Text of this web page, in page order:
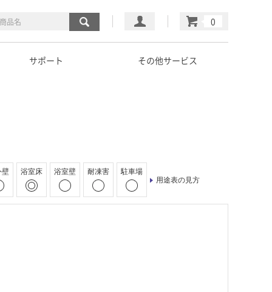
マイページ
カート
サポート その他サービス
壁 浴室床 浴室壁 耐凍害
駐車場
用途表の見方